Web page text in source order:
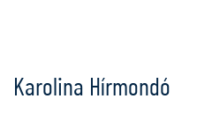
Karolina Hírmondó